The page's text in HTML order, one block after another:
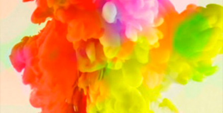
COMPRAR
Precio:0,25€